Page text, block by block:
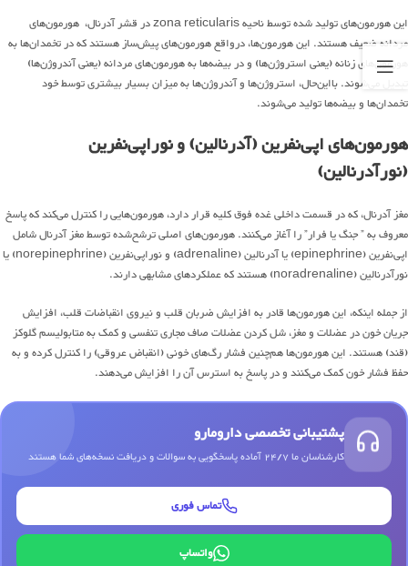
این هورمون‌های تولید شده توسط ناحیه zona reticularis در قشر آدرنال، هورمون‌های
مردانه ضعیف هستند. این هورمون‌ها، درواقع هورمون‌های پیش‌ساز هستند که در تخمدان‌ها به
هورمون‌های زنانه (یعنی استروژن‌ها) و در بیضه‌ها به هورمون‌های مردانه (یعنی آندروژن‌ها)
تبدیل می‌شوند. بااین‌حال، استروژن‌ها و آندروژن‌ها به میزان بسیار بیشتری توسط خود
تخمدان‌ها و بیضه‌ها تولید می‌شوند.
هورمون‌های اپی‌نفرین (آدرنالین) و نوراپی‌نفرین
(نورآدرنالین)
مغز آدرنال، که در قسمت داخلی غده فوق کلیه قرار دارد، هورمون‌هایی را کنترل می‌کند که پاسخ
معروف به ” جنگ یا فرار” را آغاز می‌کنند. هورمون‌های اصلی ترشح‌شده توسط مغز آدرنال شامل
اپی‌نفرین (epinephrine) یا آدرنالین (adrenaline) و نوراپی‌نفرین (norepinephrine) یا
نورآدرنالین (noradrenaline) هستند که عملکردهای مشابهی دارند.
از جمله اینکه، این هورمون‌ها قادر به افزایش ضربان قلب و نیروی انقباضات قلب، افزایش
جریان خون در عضلات و مغز، شل کردن عضلات صاف مجاری تنفسی و کمک به متابولیسم گلوکز
(قند) هستند. این هورمون‌ها هم‌چنین فشار رگ‌های خونی (انقباض عروقی) را کنترل کرده و به
حفظ فشار خون کمک می‌کنند و در پاسخ به استرس آن را افزایش می‌دهند.
پشتیبانی تخصصی دارومارو
کارشناسان ما 24/7 آماده پاسخگویی به سوالات و دریافت نسخه‌های شما هستند
تماس فوری
واتساپ